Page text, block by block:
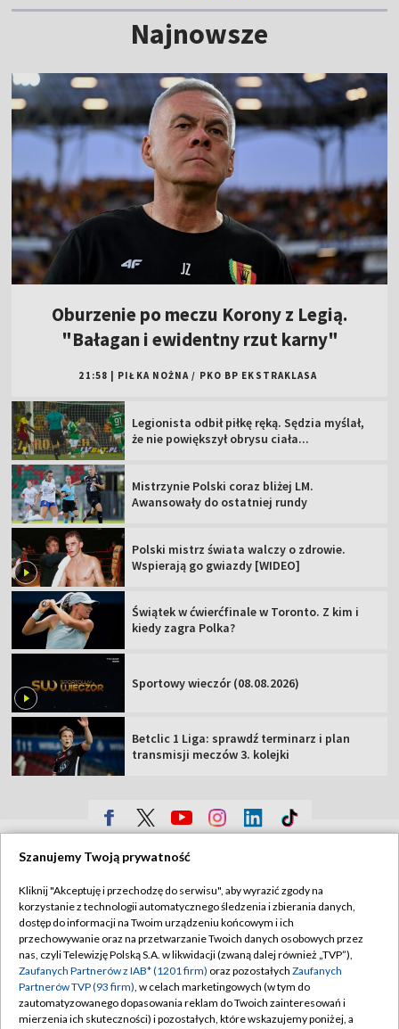
Najnowsze
Oburzenie po meczu Korony z Legią.
"Bałagan i ewidentny rzut karny"
21:58 PIŁKA NOŻNA / PKO BP EKSTRAKLASA
Legionista odbił piłkę ręką. Sędzia myślał,
że nie powiększył obrysu ciała...
Mistrzynie Polski coraz bliżej LM.
Awansowały do ostatniej rundy
Polski mistrz świata walczy o zdrowie.
Wspierają go gwiazdy [WIDEO]
Świątek w ćwierćfinale w Toronto. Z kim i
kiedy zagra Polka?
Sportowy wieczór (08.08.2026)
Betclic 1 Liga: sprawdź terminarz i plan
transmisji meczów 3. kolejki
Sklep TVP
Biuro Reklamy
Oferta Handlowa
Telegazeta ogłoszenia
Emisja w TVP
Polityka prywatności
Moje zgody
Biuro reklamy
Kontakt
Szanujemy Twoją prywatność
Kliknij "Akceptuję i przechodzę do serwisu", aby wyrazić zgody na
korzystanie z technologii automatycznego śledzenia i zbierania danych,
dostęp do informacji na Twoim urządzeniu końcowym i ich
przechowywanie oraz na przetwarzanie Twoich danych osobowych przez
nas, czyli Telewizję Polską S.A. w likwidacji (zwaną dalej również „TVP”),
Zaufanych Partnerów z IAB* (1201 firm) oraz pozostałych Zaufanych
Partnerów TVP (93 firm), w celach marketingowych (w tym do
zautomatyzowanego dopasowania reklam do Twoich zainteresowań i
mierzenia ich skuteczności) i pozostałych, które wskazujemy poniżej, a